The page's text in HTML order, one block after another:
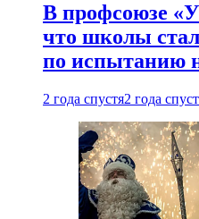
В профсоюзе
что школы
по испытанию
2 года спустя2 года